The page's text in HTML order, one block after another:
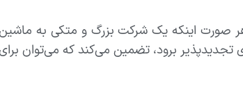
اینکه یک شرکت بزرگ و متکی به
تجدیدپذیر برود، تضمین می‌کند که می‌توان